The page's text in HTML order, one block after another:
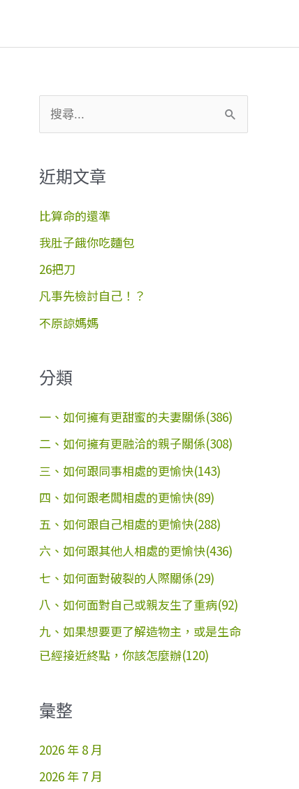
尋
鍵
字
:
近期文章
比算命的還準
我肚子餓你吃麵包
26把刀
凡事先檢討自己！？
不原諒媽媽
分類
一、如何擁有更甜蜜的夫妻關係(386)
二、如何擁有更融洽的親子關係(308)
三、如何跟同事相處的更愉快(143)
四、如何跟老闆相處的更愉快(89)
五、如何跟自己相處的更愉快(288)
六、如何跟其他人相處的更愉快(436)
七、如何面對破裂的人際關係(29)
八、如何面對自己或親友生了重病(92)
九、如果想要更了解造物主，或是生命
已經接近終點，你該怎麼辦(120)
彙整
2026 年 8 月
2026 年 7 月